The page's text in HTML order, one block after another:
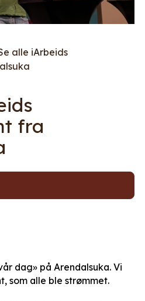
alle iArbeids
fra
dag» på Arendalsuka. Vi
som alle ble strømmet.